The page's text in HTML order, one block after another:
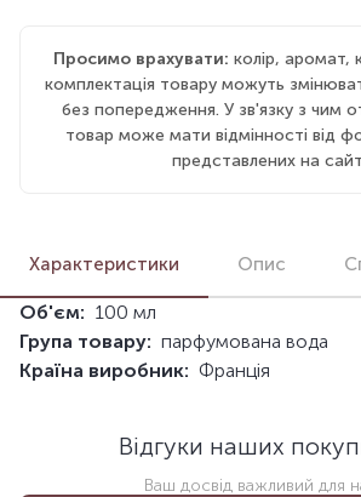
Просимо врахувати: колір, аромат,
комплектація товару можуть
без попередження. У зв'язку з чим
товар може мати відмінності від
представлених на
Характеристики Опис
Об'єм: 100 мл
Група товару: парфумована вода
Країна виробник: Франція
Відгуки наших
Ваш досвід важливий для